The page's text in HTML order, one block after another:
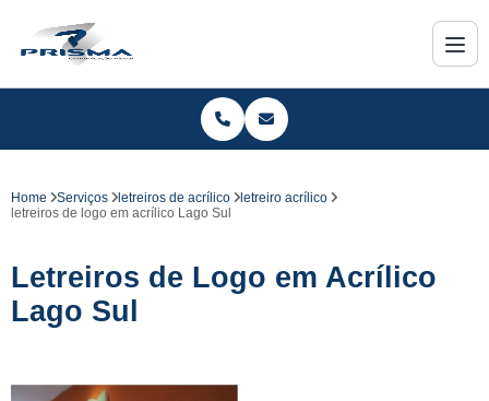
Home Serviços letreiros de acrílico
letreiro acrílico
letreiros de logo em acrílico Lago Sul
Letreiros de Logo em Acrílico
Lago Sul